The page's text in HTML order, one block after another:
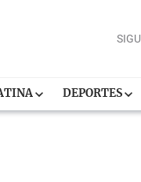
DEPORTES